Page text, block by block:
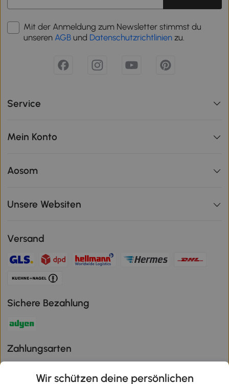
Mit der Anmeldung zum Newsletter stimmst du
unseren AGB und Datenschutzrichtlinien zu.
Service
Mein Konto
Aosom
Unsere Websiten
Versand
Sichere Bezahlung
Zahlungsarten
Wir schützen deine persönlichen